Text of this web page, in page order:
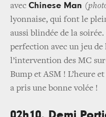
avec Chinese Man
lyonnaise, qui font le
aussi blindée de la
perfection avec un jeu
l’intervention des MC
Bump et ASM ! L’heure
a pris une bonne volée !